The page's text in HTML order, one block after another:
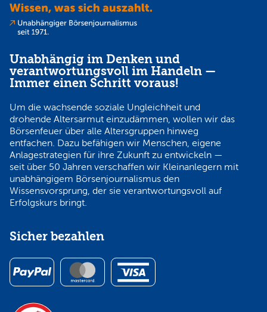
Unabhängig im Denken und
verantwortungsvoll im Handeln —
Immer einen Schritt voraus!
Um die wachsende soziale Ungleichheit und
drohende Altersarmut einzudämmen, wollen wir das
Börsenfeuer über alle Altersgruppen hinweg
entfachen. Dazu befähigen wir Menschen, eigene
Anlagestrategien für ihre Zukunft zu entwickeln —
seit über 50 Jahren verschaffen wir Kleinanlegern mit
unabhängigem Börsenjournalismus den
Wissensvorsprung, der sie verantwortungsvoll auf
Erfolgskurs bringt.
Sicher bezahlen